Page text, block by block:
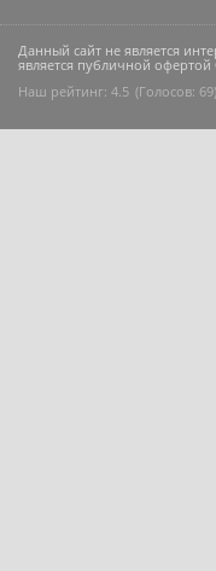
Данный сайт не является
является публичной офертой
Наш рейтинг: 4.5 (Голосов: 69